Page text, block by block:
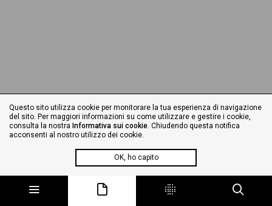
Questo sito utilizza cookie per monitorare la tua esperienza di navigazione
del sito. Per maggiori informazioni su come utilizzare e gestire i cookie,
consulta la nostra Informativa sui cookie. Chiudendo questa notifica
acconsenti al nostro utilizzo dei cookie.
OK, ho capito